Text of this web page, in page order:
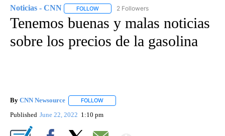
Noticias - CNN FOLLOW FOLLOW "NOTICIAS - CNN" TO RECEIVE
2 Followers
Tenemos buenas y malas noticias
sobre los precios de la gasolina
By CNN Newsource FOLLOW
Published June 22, 2022 1:10 pm